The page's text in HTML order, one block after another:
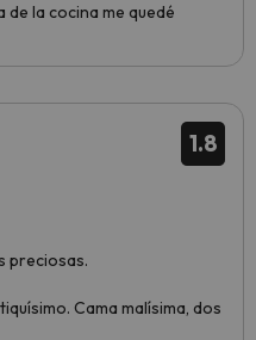
la cocina me quedé
1.8
preciosas.
Cama malísima, dos